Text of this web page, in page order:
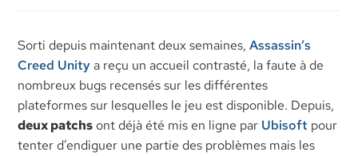
Sorti depuis maintenant deux semaines,Assassin’s
Creed Unitya reçu un accueil contrasté, la faute à de
nombreux bugs recensés sur les différentes
plateformes sur lesquelles le jeu est disponible. Depuis,
deux patchs ont déjà été mis en ligne par Ubisoft pour
tenter d’endiguer une partie des problèmes mais les